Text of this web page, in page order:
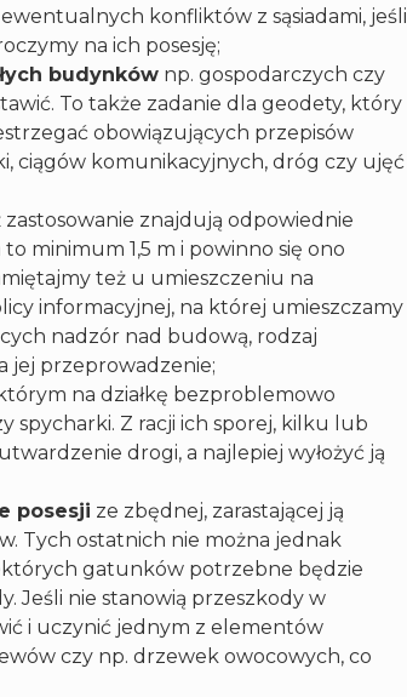
konfliktów z sąsiadami, jeśli
na ich posesję;
budynków np. gospodarczych czy
To także zadanie dla geodety, który
obowiązujących przepisów
ciągów komunikacyjnych, dróg czy ujęć
znajdują odpowiednie
minimum 1,5 m i powinno się ono
też u umieszczeniu na
informacyjnej, na której umieszczamy
nadzór nad budową, rodzaj
jej przeprowadzenie;
na działkę bezproblemowo
spycharki. Z racji ich sporej, kilku lub
drogi, a najlepiej wyłożyć ją
posesji ze zbędnej, zarastającej ją
Tych ostatnich nie można jednak
gatunków potrzebne będzie
Jeśli nie stanowią przeszkody w
i uczynić jednym z elementów
czy np. drzewek owocowych, co